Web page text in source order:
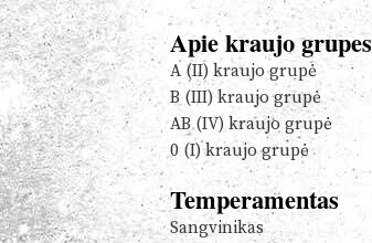
Apie kraujo grupes
A (II) kraujo grupė
B (III) kraujo grupė
AB (IV) kraujo grupė
0 (I) kraujo grupė
Temperamentas
Sangvinikas